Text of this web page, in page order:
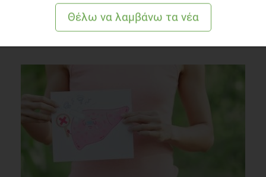
Πρόληψη παιδικής παχυσαρκίας